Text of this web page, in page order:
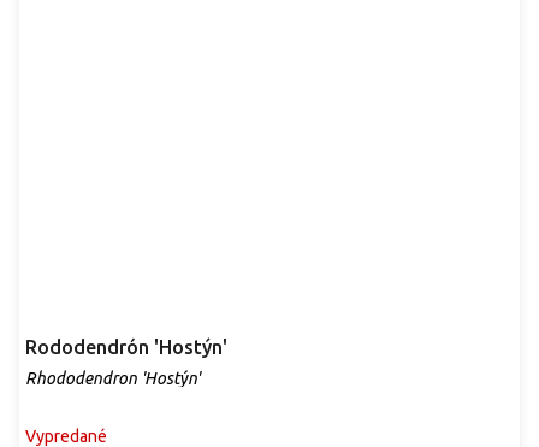
Rododendrón 'Hostýn'
Rhododendron 'Hostýn'
Vypredané